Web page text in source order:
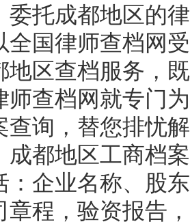
委托成都地区的
全国律师查档网
地区查档服务，
师查档网就专门
查询，替您排忧
成都地区工商档
：企业名称、股
章程，验资报告